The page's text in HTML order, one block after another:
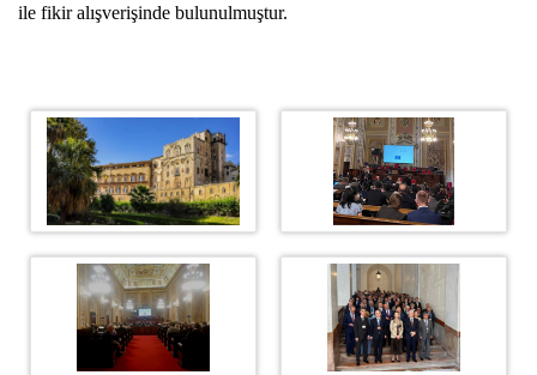
ile fikir alışverişinde bulunulmuştur.